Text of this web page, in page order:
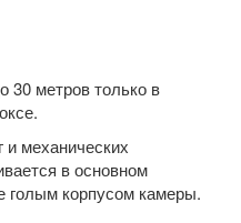
30 метров только в
и механических
в основном
голым корпусом камеры.